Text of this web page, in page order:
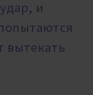
и
вытекать